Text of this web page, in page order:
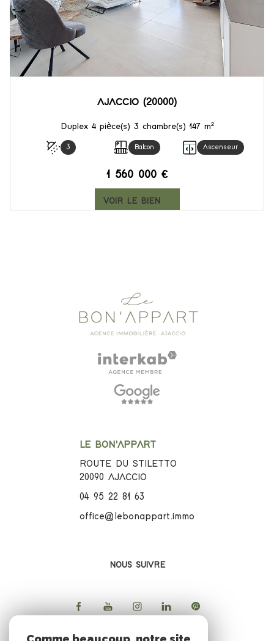
AJACCIO (20000)
Duplex 4 pièce(s) 3 chambre(s) 147 m²
3 Balcon Ascenseur
1 560 000 €
VOIR LE BIEN
LE BON'APPART
ROUTE DU STILETTO
20090 AJACCIO
04 95 22 81 63
office@lebonappart.immo
NOUS SUIVRE